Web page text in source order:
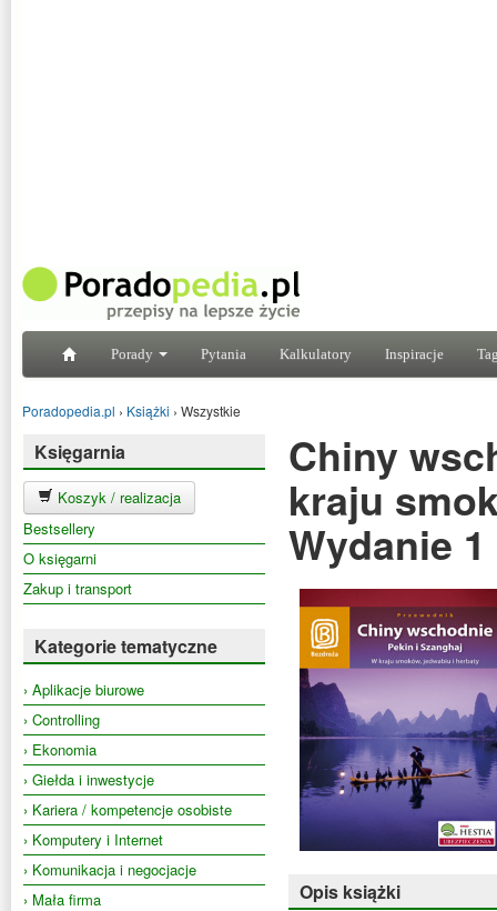
Porady Pytania Kalkulatory Inspiracje
Poradopedia.pl › Książki › Wszystkie
Księgarnia
Koszyk / realizacja
Bestsellery
O księgarni
Zakup i transport
Kategorie tematyczne
› Aplikacje biurowe
› Controlling
› Ekonomia
› Giełda i inwestycje
› Kariera / kompetencje osobiste
› Komputery i Internet
› Komunikacja i negocjacje
› Mała firma
Chiny
kraju
Wydanie 1
Opis książki